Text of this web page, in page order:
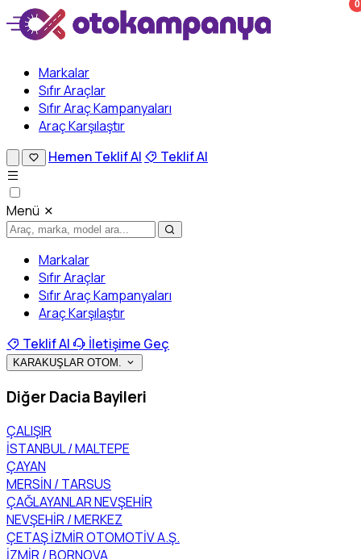
Markalar
Sıfır Araçlar
Sıfır Araç Kampanyaları
Araç Karşılaştır
0
Hemen Teklif Al Teklif Al
Menü
Markalar
Sıfır Araçlar
Sıfır Araç Kampanyaları
Araç Karşılaştır
Teklif Al
İletişime Geç
KARAKUŞLAR OTOM.
Diğer Dacia Bayileri
ÇALIŞIR
İSTANBUL / MALTEPE
ÇAYAN
MERSİN / TARSUS
ÇAĞLAYANLAR NEVŞEHİR
NEVŞEHİR / MERKEZ
ÇETAŞ İZMİR OTOMOTİV A.Ş.
İZMİR / BORNOVA